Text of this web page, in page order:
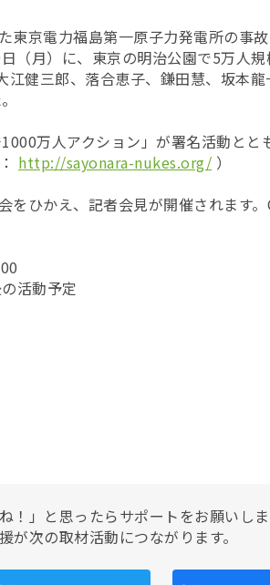
京電力福島第一原子力発電所の事
（月）に、東京の明治公園で5万人
健三郎、落合恵子、鎌田慧、坂本
万人アクション」が署名活動とと
http://sayonara-nukes.org/ ）
をひかえ、記者会見が開催されます
活動予定
！」と思ったらサポートをお願いしま
が次の取材活動につながります。